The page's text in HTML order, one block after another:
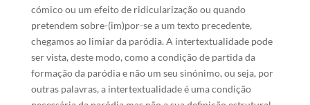
cómico ou um efeito de ridicularização ou quando
pretendem sobre-(im)por-se a um texto precedente,
chegamos ao limiar da paródia. A intertextualidade pode
ser vista, deste modo, como a condição de partida da
formação da paródia e não um seu sinónimo, ou seja, por
outras palavras, a intertextualidade é uma condição